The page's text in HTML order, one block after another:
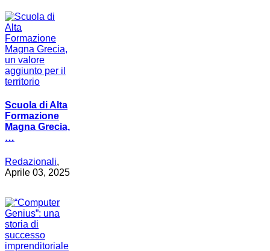
Scuola di Alta
Formazione
Magna Grecia,
…
Redazionali,
Aprile 03, 2025